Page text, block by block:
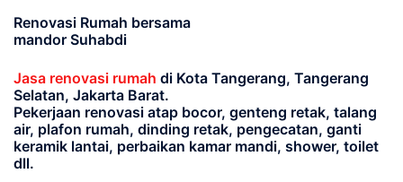
Renovasi Rumah bersama
mandor Suhabdi
Jasa renovasi rumah di Kota Tangerang, Tangerang
Selatan, Jakarta Barat.
Pekerjaan renovasi atap bocor, genteng retak, talang
air, plafon rumah, dinding retak, pengecatan, ganti
keramik lantai, perbaikan kamar mandi, shower, toilet
dll.